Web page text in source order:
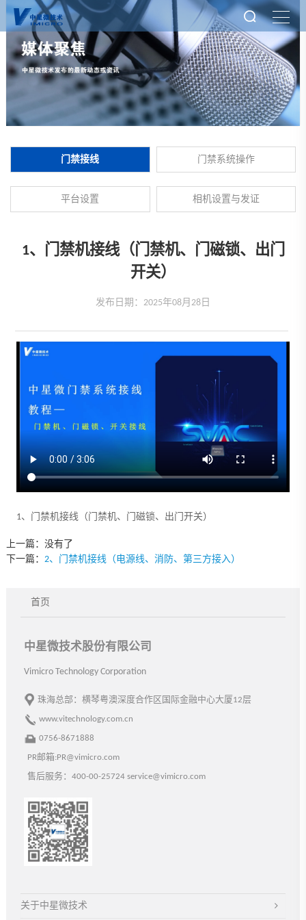
门禁接线 门禁系统操作
平台设置 相机设置与发证
1、门禁机接线（门禁机、门磁锁、出门
开关）
发布日期：2025年08月28日
1、门禁机接线（门禁机、门磁锁、出门开关）
上一篇：没有了
下一篇： 2、门禁机接线（电源线、消防、第三方接入）
首页
中星微技术股份有限公司
Vimicro Technology Corporation
珠海总部：横琴粤澳深度合作区国际金融中心大厦12层
www.vitechnology.com.cn
0756-8671888
PR邮箱:PR@vimicro.com
售后服务：400-00-25724 service@vimicro.com
关于中星微技术